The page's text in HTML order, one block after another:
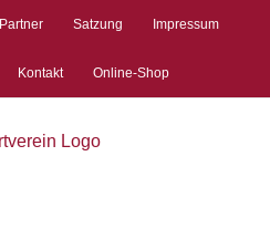
Partner Satzung Impressum
Kontakt Online-Shop